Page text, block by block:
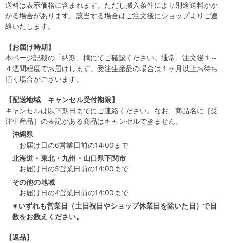
送料は表示価格に含まれます。ただし搬入条件により別途送料がか
かる場合があります。該当する場合はご注文後にショップよりご連
絡いたします。
【お届け時期】
本ページ記載の「納期」欄にてご確認ください。通常、注文後１～
４週間程度でお届けします。受注生産品の場合は１ヶ月以上お待ち
頂く場合がございます。
【配送地域 キャンセル受付期限】
キャンセルは以下期日までにご連絡ください。なお、商品名に［受
注生産品］の表記がある商品はキャンセルできません。
沖縄県
お届け日の6営業日前の14:00まで
北海道・東北・九州・山口県下関市
お届け日の5営業日前の14:00まで
その他の地域
お届け日の4営業日前の14:00まで
※いずれも営業日（土日祝日やショップ休業日を除いた日）で日
数をお数えください。
【返品】